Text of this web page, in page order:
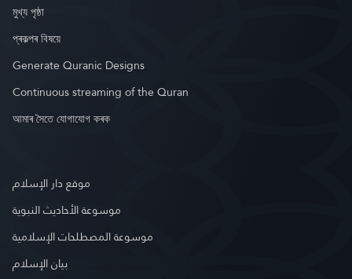
মুখ্য পৃষ্ঠা
প্ৰকল্পৰ বিষয়ে
Generate Quranic Designs
Continuous streaming of the Quran
আমাৰ সৈতে যোগাযোগ কৰক
موقع دار الإسلام
موسوعة الأحاديث النبوية
موسوعة المصطلحات الإسلامية
بيان الإسلام